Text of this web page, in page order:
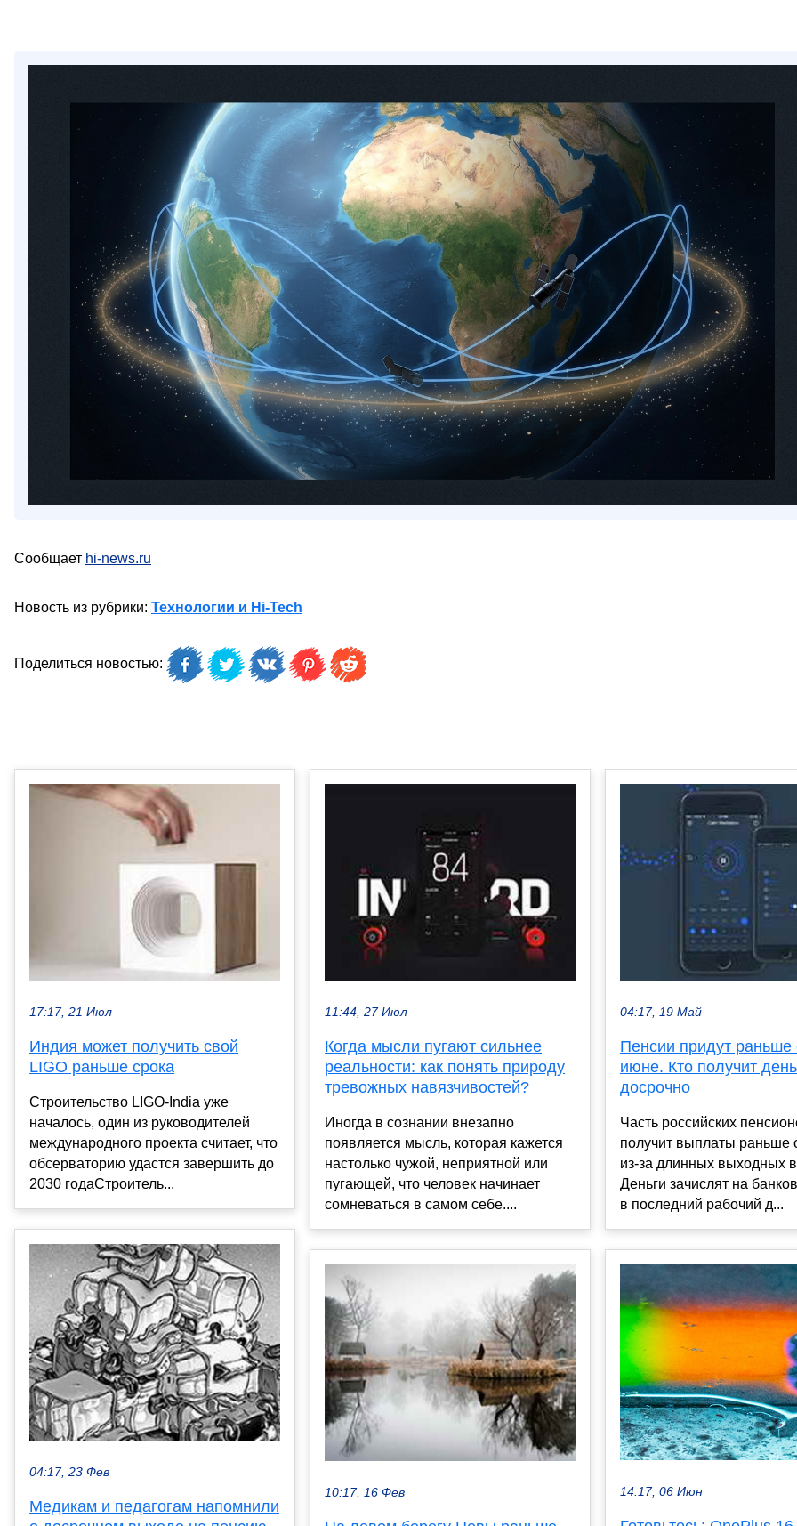
Сообщает hi-news.ru
Новость из рубрики: Технологии и Hi-Tech
Поделиться новостью:
17:17, 21 Июл
Индия может получить свой
LIGO раньше срока
Строительство LIGO-India уже
началось, один из руководителей
международного проекта считает, что
обсерваторию удастся завершить до
2030 годаСтроитель...
04:17, 23 Фев
Медикам и педагогам напомнили
11:44, 27 Июл
Когда мысли пугают сильнее
реальности: как понять природу
тревожных навязчивостей?
Иногда в сознании внезапно
появляется мысль, которая кажется
настолько чужой, неприятной или
пугающей, что человек начинает
сомневаться в самом себе....
10:17, 16 Фев
04:17, 19 Май
Пенсии придут раньше
июне. Кто получит
досрочно
Часть российских
получит выплаты раньше
из-за длинных выходных
Деньги зачислят на
в последний рабочий д...
14:17, 06 Июн